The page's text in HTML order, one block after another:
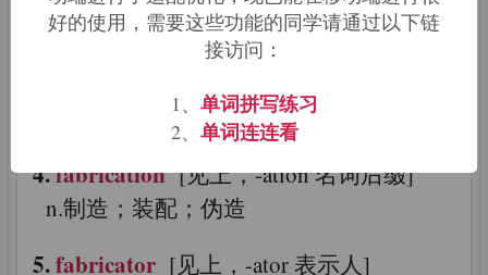
n.制造者；制作者
v.制造；制作；装配；组合；伪造
4.fabrication[见上，-ation 名词后缀]
n.制造；装配；伪造
5.fabricator [见上，-ator 表示人]
好的使用，需要这些功能的同学请通过以下链
接访问：
1、 单词拼写练习
2、 单词连连看